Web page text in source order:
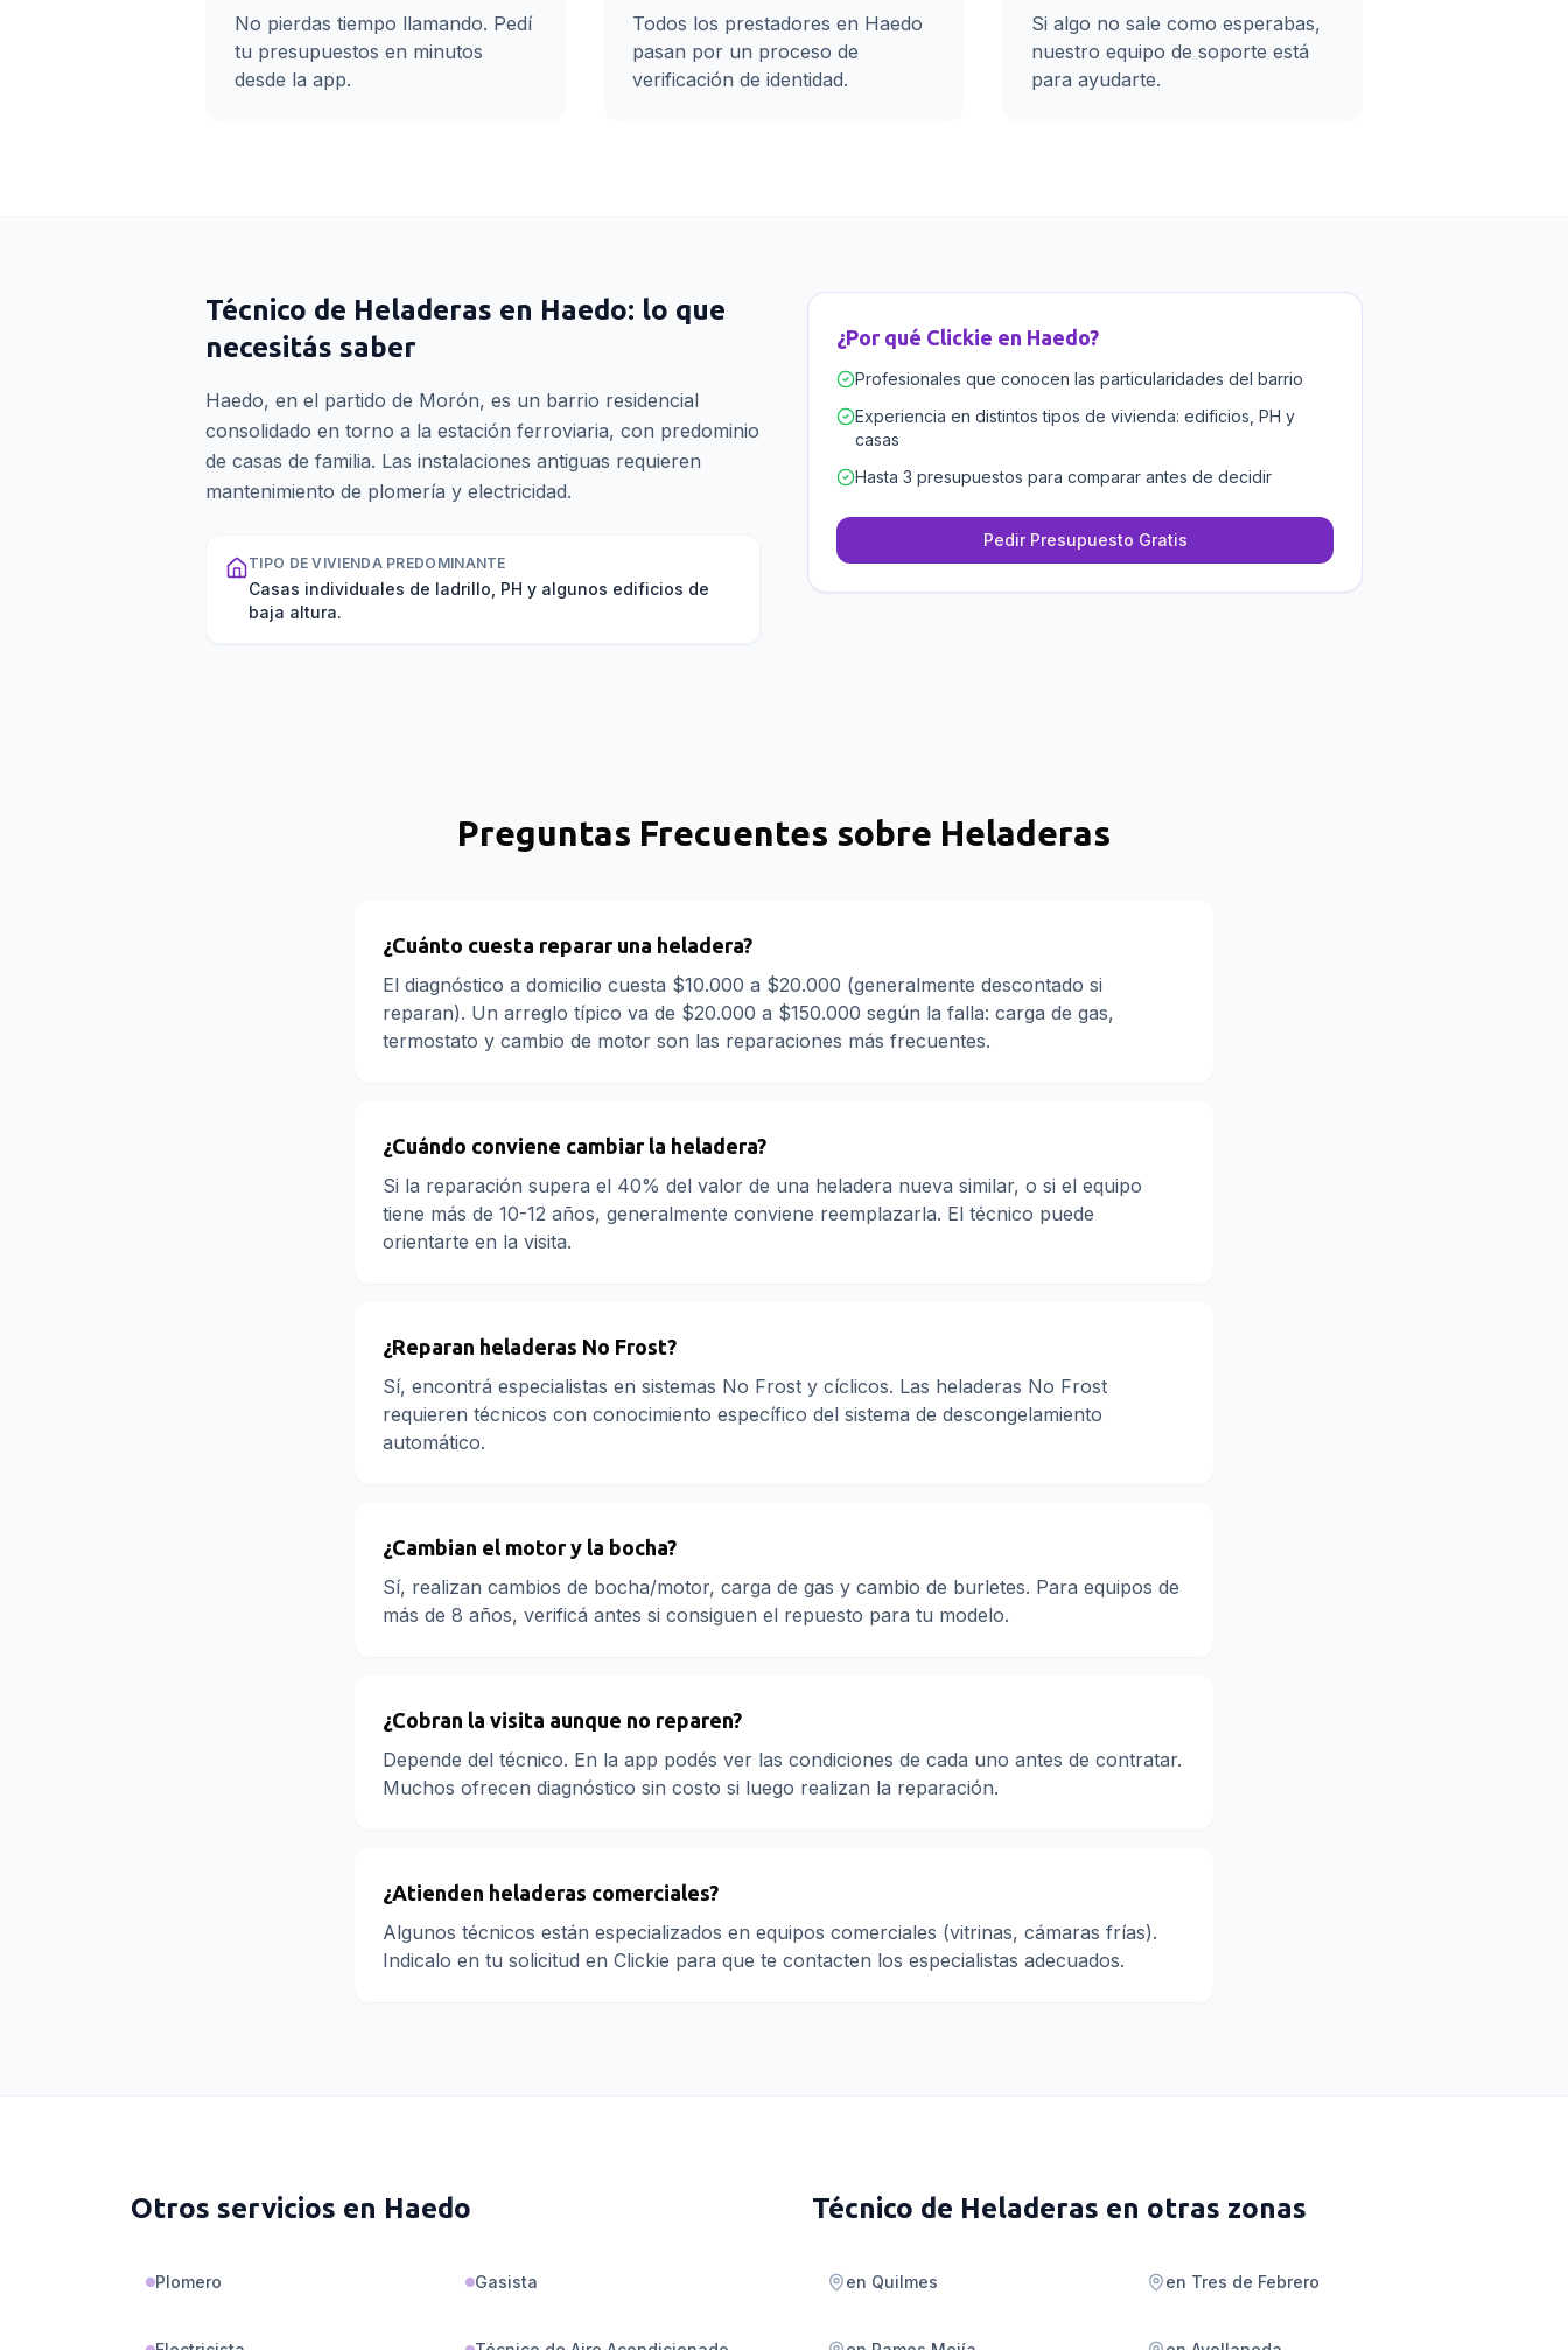
No pierdas tiempo llamando. Pedí
tu presupuestos en minutos
desde la app.
Todos los prestadores en Haedo
pasan por un proceso de
verificación de identidad.
Si algo no sale como esperabas,
nuestro equipo de soporte está
para ayudarte.
Técnico de Heladeras en Haedo: lo que
necesitás saber
Haedo, en el partido de Morón, es un barrio residencial
consolidado en torno a la estación ferroviaria, con predominio
de casas de familia. Las instalaciones antiguas requieren
mantenimiento de plomería y electricidad.
TIPO DE VIVIENDA PREDOMINANTE
Casas individuales de ladrillo, PH y algunos edificios de
baja altura.
¿Por qué Clickie en Haedo?
Profesionales que conocen las particularidades del barrio
Experiencia en distintos tipos de vivienda: edificios, PH y
casas
Hasta 3 presupuestos para comparar antes de decidir
Pedir Presupuesto Gratis
Preguntas Frecuentes sobre Heladeras
¿Cuánto cuesta reparar una heladera?
El diagnóstico a domicilio cuesta $10.000 a $20.000 (generalmente descontado si
reparan). Un arreglo típico va de $20.000 a $150.000 según la falla: carga de gas,
termostato y cambio de motor son las reparaciones más frecuentes.
¿Cuándo conviene cambiar la heladera?
Si la reparación supera el 40% del valor de una heladera nueva similar, o si el equipo
tiene más de 10-12 años, generalmente conviene reemplazarla. El técnico puede
orientarte en la visita.
¿Reparan heladeras No Frost?
Sí, encontrá especialistas en sistemas No Frost y cíclicos. Las heladeras No Frost
requieren técnicos con conocimiento específico del sistema de descongelamiento
automático.
¿Cambian el motor y la bocha?
Sí, realizan cambios de bocha/motor, carga de gas y cambio de burletes. Para equipos de
más de 8 años, verificá antes si consiguen el repuesto para tu modelo.
¿Cobran la visita aunque no reparen?
Depende del técnico. En la app podés ver las condiciones de cada uno antes de contratar.
Muchos ofrecen diagnóstico sin costo si luego realizan la reparación.
¿Atienden heladeras comerciales?
Algunos técnicos están especializados en equipos comerciales (vitrinas, cámaras frías).
Indicalo en tu solicitud en Clickie para que te contacten los especialistas adecuados.
Otros servicios en Haedo
Plomero Gasista
Técnico de Heladeras en otras zonas
en Quilmes en Tres de Febrero